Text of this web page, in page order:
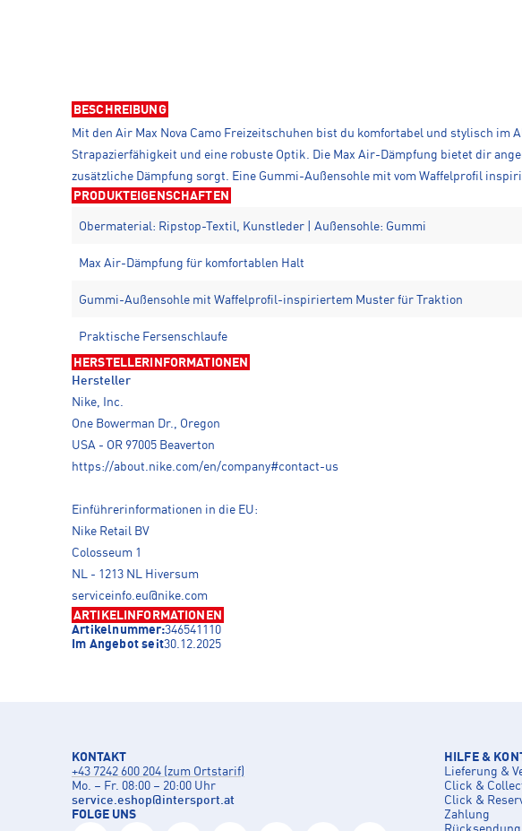
BESCHREIBUNG
Mit den Air Max Nova Camo Freizeitschuhen bist du komfortabel und stylisch
Strapazierfähigkeit und eine robuste Optik. Die Max Air-Dämpfung bietet dir
zusätzliche Dämpfung sorgt. Eine Gummi-Außensohle mit vom Waffelprofil
PRODUKTEIGENSCHAFTEN
Obermaterial: Ripstop-Textil, Kunstleder | Außensohle: Gummi
Max Air-Dämpfung für komfortablen Halt
Gummi-Außensohle mit Waffelprofil-inspiriertem Muster für Traktion
Praktische Fersenschlaufe
HERSTELLERINFORMATIONEN
Hersteller
Nike, Inc.
One Bowerman Dr., Oregon
USA - OR 97005 Beaverton
https://about.nike.com/en/company#contact-us
Einführerinformationen in die EU:
Nike Retail BV
Colosseum 1
NL - 1213 NL Hiversum
serviceinfo.eu@nike.com
ARTIKELINFORMATIONEN
Artikelnummer:346541110
Im Angebot seit30.12.2025
KONTAKT
+43 7242 600 204 (zum Ortstarif)
Mo. – Fr. 08:00 – 20:00 Uhr
service.eshop@intersport.at
FOLGE UNS
HILFE &
Lieferung &
Click &
Click &
Zahlung